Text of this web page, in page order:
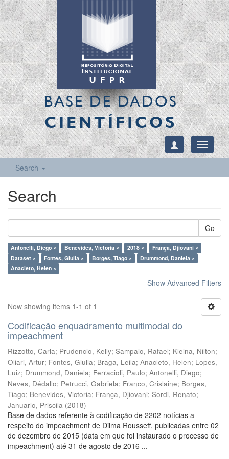
BASE DE DADOS
CIENTÍFICOS
Toggle
Search
Search
Go
Antonelli, Diego × Benevides, Victoria × 2018 ×
França, Djiovani ×
Dataset ×
Fontes, Giulia × Borges, Tiago ×
Drummond, Daniela ×
Anacleto, Helen ×
Show Advanced Filters
Now showing items 1-1 of 1
Codificação enquadramento multimodal do
impeachment
Rizzotto, Carla; Prudencio, Kelly; Sampaio, Rafael; Kleina, Nilton;
Oliari, Artur; Fontes, Giulia; Braga, Leila; Anacleto, Helen; Lopes,
Luiz; Drummond, Daniela; Ferracioli, Paulo; Antonelli, Diego;
Neves, Dédallo; Petrucci, Gabriela; Franco, Crislaine; Borges,
Tiago; Benevides, Victoria; França, Djiovani; Sordi, Renato;
Januario, Priscila (2018)
Base de dados referente à codificação de 2202 notícias a
respeito do impeachment de Dilma Rousseff, publicadas entre 02
de dezembro de 2015 (data em que foi instaurado o processo de
impeachment) até 31 de agosto de 2016 ...